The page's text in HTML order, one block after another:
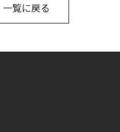
一覧に戻る